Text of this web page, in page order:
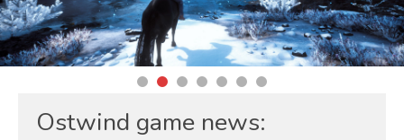
Ostwind game news: